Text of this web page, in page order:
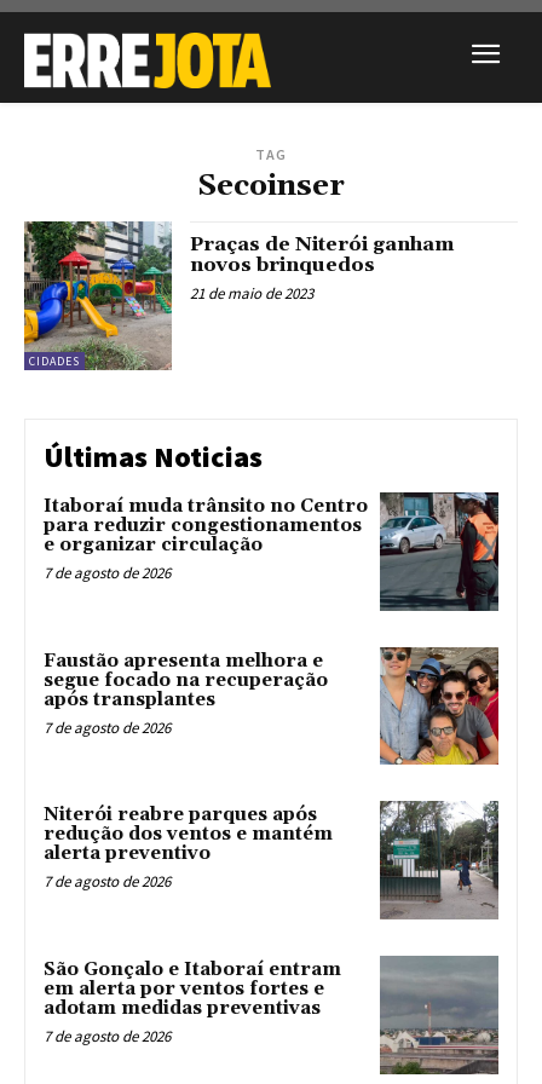
TAG
Secoinser
CIDADES
Praças de Niterói ganham
novos brinquedos
21 de maio de 2023
Últimas Noticias
Itaboraí muda trânsito no Centro
para reduzir congestionamentos
e organizar circulação
7 de agosto de 2026
Faustão apresenta melhora e
segue focado na recuperação
após transplantes
7 de agosto de 2026
Niterói reabre parques após
redução dos ventos e mantém
alerta preventivo
7 de agosto de 2026
São Gonçalo e Itaboraí entram
em alerta por ventos fortes e
adotam medidas preventivas
7 de agosto de 2026